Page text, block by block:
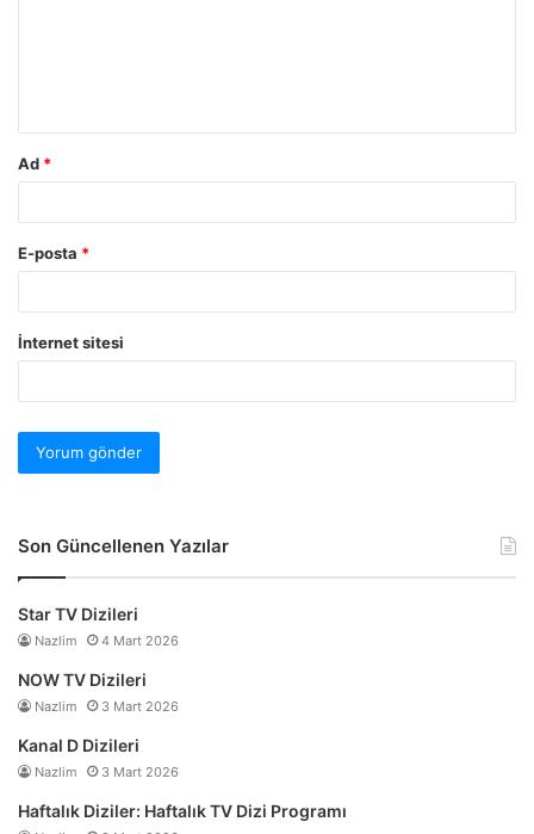
Ad *
E-posta *
İnternet sitesi
Son Güncellenen Yazılar
Star TV Dizileri
Nazlim 4 Mart 2026
NOW TV Dizileri
Nazlim 3 Mart 2026
Kanal D Dizileri
Nazlim 3 Mart 2026
Haftalık Diziler: Haftalık TV Dizi Programı